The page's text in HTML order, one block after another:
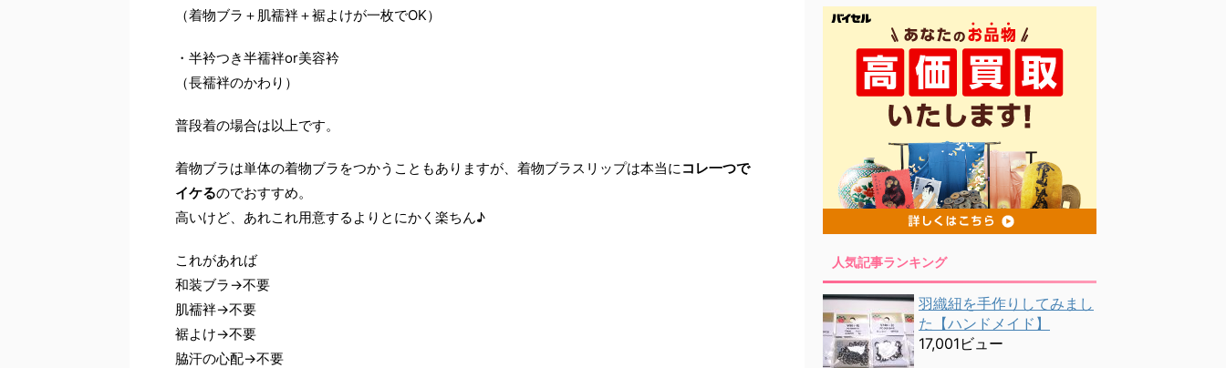
（着物ブラ＋肌襦袢＋裾よけが一枚でOK）
・半衿つき半襦袢or美容衿
（長襦袢のかわり）
普段着の場合は以上です。
着物ブラは単体の着物ブラをつかうこともありますが、着物ブラスリップは本当にコレ一つで
イケるのでおすすめ。
高いけど、あれこれ用意するよりとにかく楽ちん♪
これがあれば
和装ブラ→不要
肌襦袢→不要
裾よけ→不要
脇汗の心配→不要
人気記事ランキング
羽織紐を手作りしてみまし
た【ハンドメイド】
17,001ビュー